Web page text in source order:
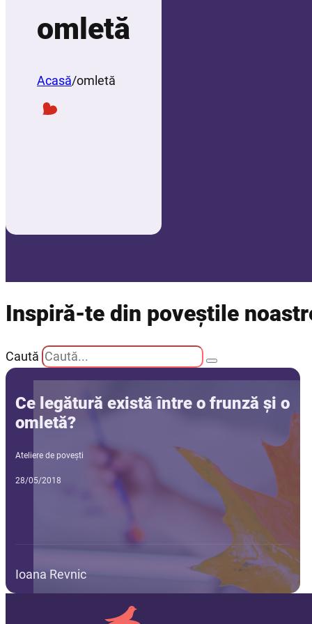
omletă
Acasă/omletă
Inspiră-te din poveștile
Caută
Ce legătură există între o frunză și o
omletă?
Ateliere de povești
28/05/2018
Ioana Revnic